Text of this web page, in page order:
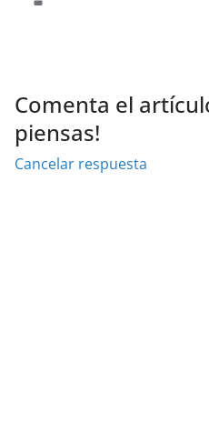
Comenta el
piensas!
Cancelar respuesta